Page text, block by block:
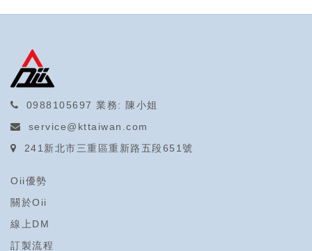
0988105697 業務: 陳小姐
service@kttaiwan.com
241新北市三重區重新路五段651號
Oii優勢
關於Oii
線上DM
訂製流程